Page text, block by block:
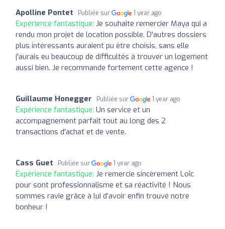
Apolline Pontet Publiée sur 1 year ago
Expérience fantastique: Je souhaite remercier Maya qui a
rendu mon projet de location possible. D'autres dossiers
plus intéressants auraient pu être choisis, sans elle
j'aurais eu beaucoup de difficultés à trouver un logement
aussi bien. Je recommande fortement cette agence !
Guillaume Honegger Publiée sur 1 year ago
Expérience fantastique: Un service et un
accompagnement parfait tout au long des 2
transactions d'achat et de vente.
Cass Guet Publiée sur 1 year ago
Expérience fantastique: Je remercie sincèrement Loïc
pour sont professionnalisme et sa réactivité ! Nous
sommes ravie grâce à lui d’avoir enfin trouvé notre
bonheur !